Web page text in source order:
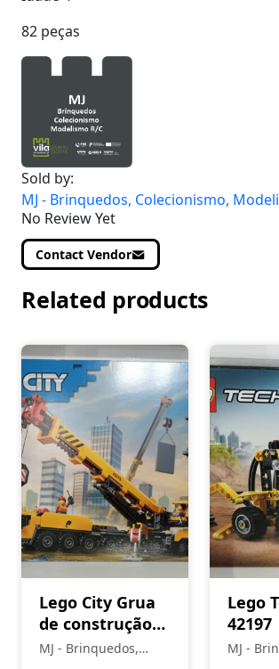
82 peças
Sold by:
MJ - Brinquedos, Colecionismo,
No Review Yet
Contact Vendor
Related products
Lego City Grua
de construção
móvel 60409
MJ - Brinquedos,
Lego
42197
MJ -